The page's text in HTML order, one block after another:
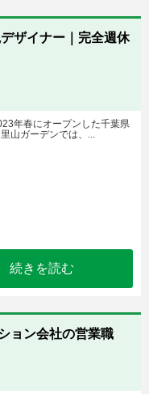
ザイナー｜完全週休
年春にオープンした千葉県
山ガーデンでは、...
続きを読む
ョン会社の営業職